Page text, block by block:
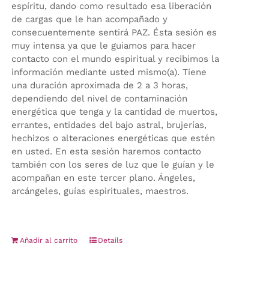
espíritu, dando como resultado esa liberación
de cargas que le han acompañado y
consecuentemente sentirá PAZ. Ésta sesión es
muy intensa ya que le guiamos para hacer
contacto con el mundo espiritual y recibimos la
información mediante usted mismo(a). Tiene
una duración aproximada de 2 a 3 horas,
dependiendo del nivel de contaminación
energética que tenga y la cantidad de muertos,
errantes, entidades del bajo astral, brujerías,
hechizos o alteraciones energéticas que estén
en usted. En esta sesión haremos contacto
también con los seres de luz que le guían y le
acompañan en este tercer plano. Ángeles,
arcángeles, guías espirituales, maestros.
Añadir al carrito Details